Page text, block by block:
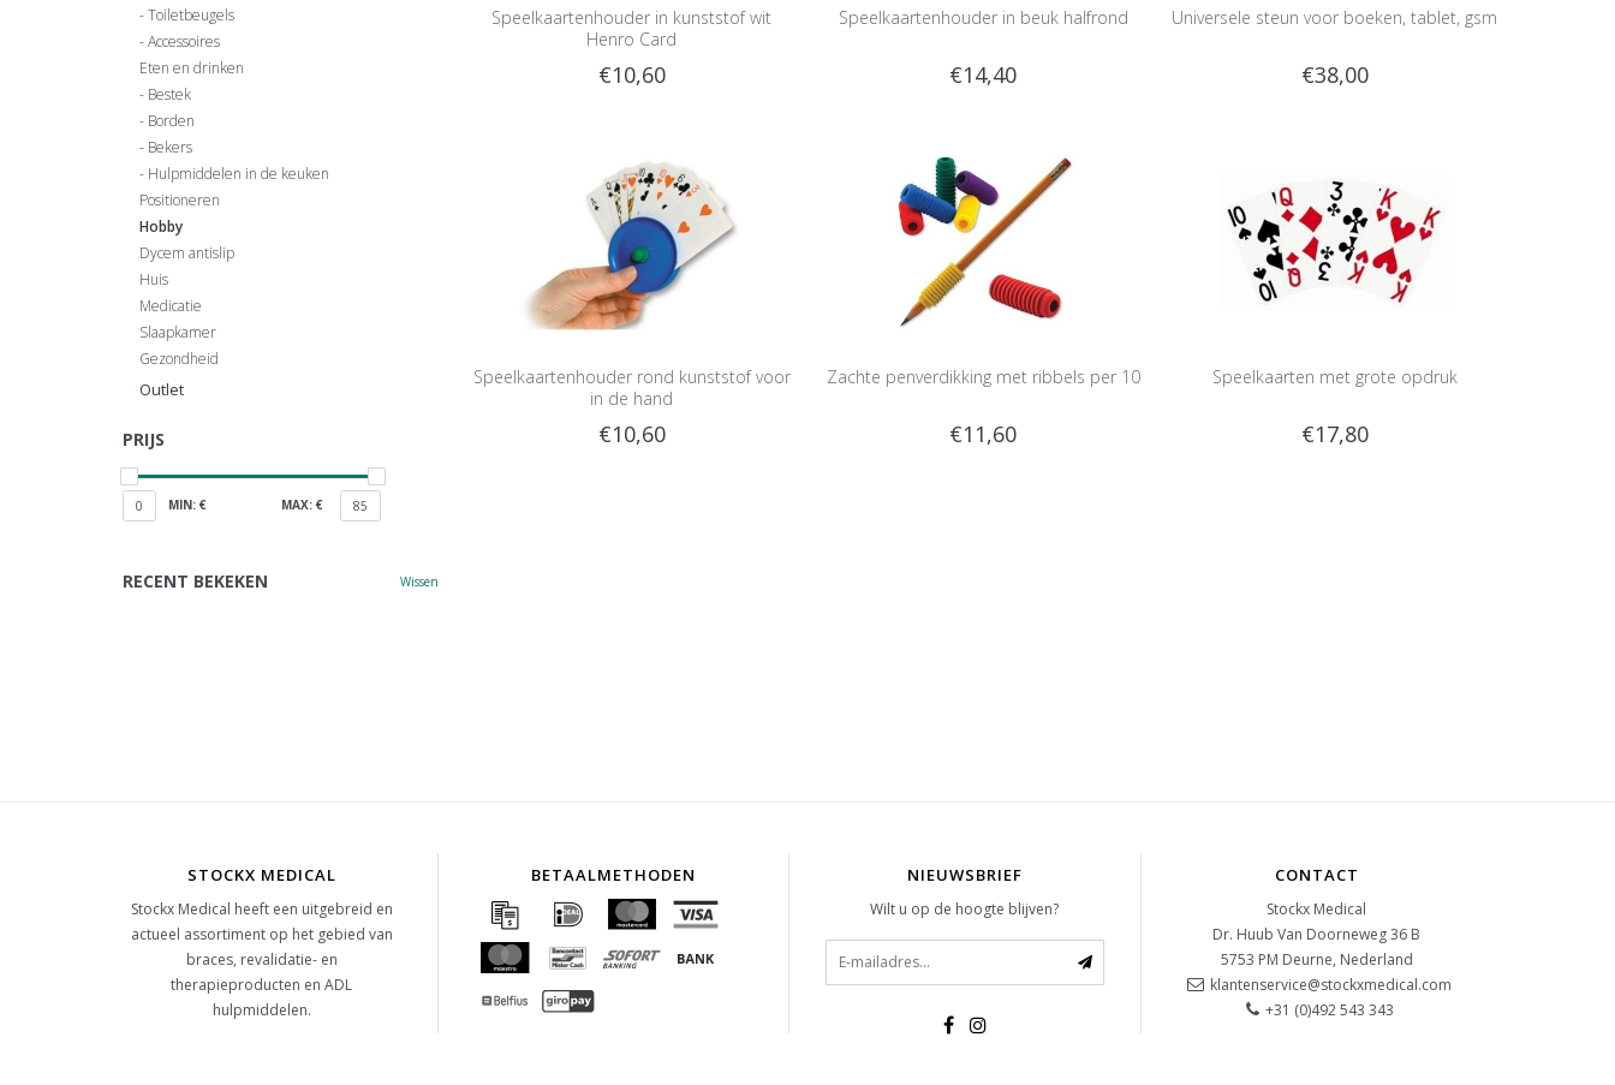
Toiletbeugels
Accessoires
Eten en drinken
Bestek
Borden
Bekers
Hulpmiddelen in de keuken
Positioneren
Hobby
Dycem antislip
Huis
Medicatie
Slaapkamer
Gezondheid
Outlet
PRIJS
0 MIN: € MAX: € 85
RECENT BEKEKEN Wissen
Speelkaartenhouder in kunststof wit
Henro Card
€10,60
Speelkaartenhouder in beuk halfrond
€14,40
Universele steun voor boeken, tablet, gsm
€38,00
Speelkaartenhouder rond kunststof voor
in de hand
€10,60
Zachte penverdikking met ribbels per 10
€11,60
Speelkaarten met grote opdruk
€17,80
STOCKX MEDICAL
Stockx Medical heeft een uitgebreid en
actueel assortiment op het gebied van
braces, revalidatie- en
therapieproducten en ADL
hulpmiddelen.
BETAALMETHODEN NIEUWSBRIEF
Wilt u op de hoogte blijven?
CONTACT
Stockx Medical
Dr. Huub Van Doorneweg 36 B
5753 PM Deurne, Nederland
klantenservice@stockxmedical.com
+31 (0)492 543 343